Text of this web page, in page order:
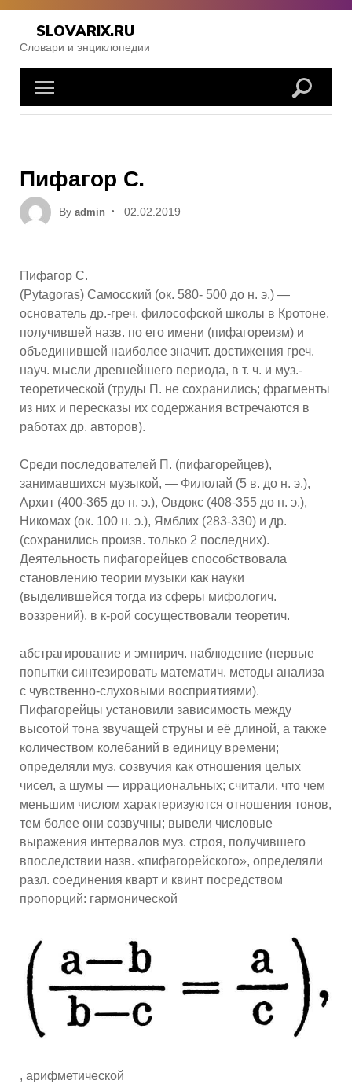
Skip
content
SLOVARIX.RU
Словари и энциклопедии
Пифагор С.
By admin
Posted
02.02.2019
Пифагор С.
(Pytagoras) Самосский (ок. 580- 500 до н. э.) —
основатель др.-греч. философской школы в Кротоне,
получившей назв. по его имени (пифагореизм) и
объединившей наиболее значит. достижения греч.
науч. мысли древнейшего периода, в т. ч. и муз.-
теоретической (труды П. не сохранились; фрагменты
из них и пересказы их содержания встречаются в
работах др. авторов).
Среди последователей П. (пифагорейцев),
занимавшихся музыкой, — Филолай (5 в. до н. э.),
Архит (400-365 до н. э.), Овдокс (408-355 до н. э.),
Никомах (ок. 100 н. э.), Ямблих (283-330) и др.
(сохранились произв. только 2 последних).
Деятельность пифагорейцев способствовала
становлению теории музыки как науки
(выделившейся тогда из сферы мифологич.
воззрений), в к-рой сосуществовали теоретич.
абстрагирование и эмпирич. наблюдение (первые
попытки синтезировать математич. методы анализа
с чувственно-слуховыми восприятиями).
Пифагорейцы установили зависимость между
высотой тона звучащей струны и её длиной, а также
количеством колебаний в единицу времени;
определяли муз. созвучия как отношения целых
чисел, а шумы — иррациональных; считали, что чем
меньшим числом характеризуются отношения тонов,
тем более они созвучны; вывели числовые
выражения интервалов муз. строя, получившего
впоследствии назв. «пифагорейского», определяли
разл. соединения кварт и квинт посредством
пропорций: гармонической
, арифметической